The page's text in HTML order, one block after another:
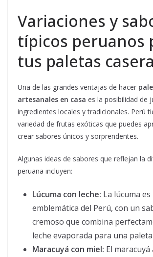
Variaciones y
típicos peruanos
tus paletas
Una de las grandes ventajas de hacer
artesanales en casa es la posibilidad de
ingredientes locales y tradicionales. Perú
variedad de frutas exóticas que puedes
crear sabores únicos y sorprendentes.
Algunas ideas de sabores que reflejan la
peruana incluyen:
Lúcuma con leche: La lúcuma
emblemática del Perú, con un
cremoso que combina
leche evaporada para una
Maracuyá con miel: El